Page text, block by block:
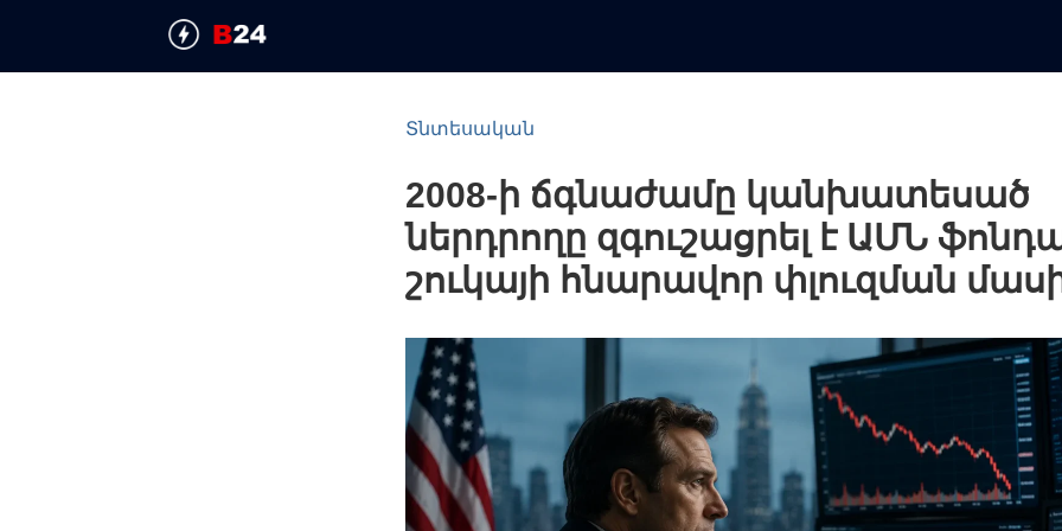
Տնտեսական
2008-ի ճգնաժամը կանխատեսած
ներդրողը զգուշացրել է ԱՄՆ
շուկայի հնարավոր փլուզման